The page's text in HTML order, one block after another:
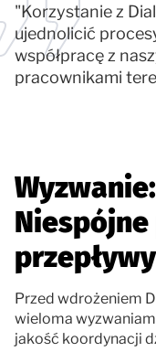
"Korzystanie z
ujednolicić
współpracę z
pracownikami
Wyzwanie:
Niespójne
Przed wdrożeniem
wieloma
jakość koordynacji